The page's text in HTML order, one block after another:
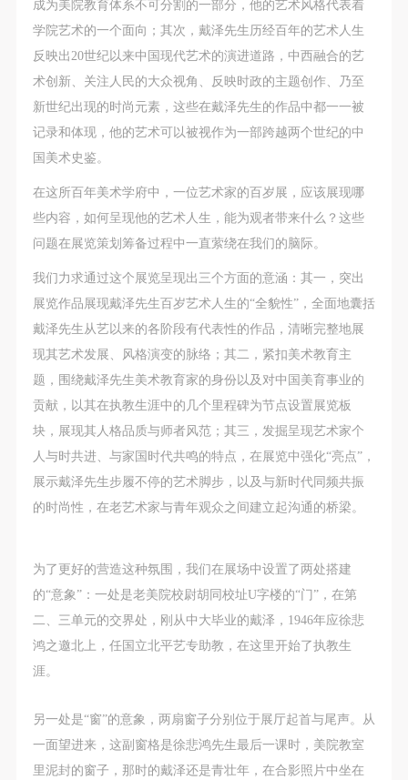
成为美院教育体系不可分割的一部分，他的艺术风格代表着
学院艺术的一个面向；其次，戴泽先生历经百年的艺术人生
反映出20世纪以来中国现代艺术的演进道路，中西融合的艺
术创新、关注人民的大众视角、反映时政的主题创作、乃至
新世纪出现的时尚元素，这些在戴泽先生的作品中都一一被
记录和体现，他的艺术可以被视作为一部跨越两个世纪的中
国美术史鉴。
在这所百年美术学府中，一位艺术家的百岁展，应该展现哪
些内容，如何呈现他的艺术人生，能为观者带来什么？这些
问题在展览策划筹备过程中一直萦绕在我们的脑际。
我们力求通过这个展览呈现出三个方面的意涵：其一，突出
展览作品展现戴泽先生百岁艺术人生的“全貌性”，全面地囊括
戴泽先生从艺以来的各阶段有代表性的作品，清晰完整地展
现其艺术发展、风格演变的脉络；其二，紧扣美术教育主
题，围绕戴泽先生美术教育家的身份以及对中国美育事业的
贡献，以其在执教生涯中的几个里程碑为节点设置展览板
块，展现其人格品质与师者风范；其三，发掘呈现艺术家个
人与时共进、与家国时代共鸣的特点，在展览中强化“亮点”，
展示戴泽先生步履不停的艺术脚步，以及与新时代同频共振
的时尚性，在老艺术家与青年观众之间建立起沟通的桥梁。
为了更好的营造这种氛围，我们在展场中设置了两处搭建
的“意象”：一处是老美院校尉胡同校址U字楼的“门”，在第
二、三单元的交界处，刚从中大毕业的戴泽，1946年应徐悲
鸿之邀北上，任国立北平艺专助教，在这里开始了执教生
涯。
另一处是“窗”的意象，两扇窗子分别位于展厅起首与尾声。从
一面望进来，这副窗格是徐悲鸿先生最后一课时，美院教室
里泥封的窗子，那时的戴泽还是青壮年，在合影照片中坐在
序、维护美术馆场地及展示、展览、馆藏艺术作品及
衍生品的安全。活动中一旦因个人原因造成美术馆场
地、空间、艺术品、衍生品等受到不同程度的损失、
破坏。活动中任何非事故当事人及美术馆将不承担相
应的责任与损失，应由参与活动者根据相应的法律条
文、组织规定进行协商和赔偿。并追究相应的法律责
任和经济责任。
第六条
参与活动者在参与活动时应当在美术馆工作人员及活
动导师、教师指导下进行，并正确的使用活动中所涉
与者因个人原因在使用相应绘画工具、创作材料及配
套设备、设施造成个人受伤、伤害他人及造成相应工
具、材料、设备或设施的故障或损坏。参与活动者应
当承当相应的全部责任，并主动赔偿相应的经济损
失。活动中任何非事故当事人及美术馆将不承担人身
事故的任何责任。
中央美术学院美术馆肖像权许可使用协议
根据《中华人民共和国广告法》、《中华人民共和国
民法通则》以及 最高人民法院关于贯彻执行 《中华
人民共和国民法通则》若干问题的意见（试行）>的
方）的权利义务关系，经双方友好协商，甲乙双方就
带有甲方肖像的作品的使用达成如下一致协议：
一、 一般约定
（1）、甲方为本协议中的肖像权人，自愿将自己的
肖像权许可乙方作符合本协议约定和法律规定的用
（2）、乙方中央美术学院美术馆是一所具有标志
性、专业性、国际化的现代公共美术馆。中央美术学
院美术馆与时代同行，努力塑造一个开放、自由、学
序、维护美术馆场地及展示、展览、馆藏艺术作品及
衍生品的安全。活动中一旦因个人原因造成美术馆场
地、空间、艺术品、衍生品等受到不同程度的损失、
破坏。活动中任何非事故当事人及美术馆将不承担相
应的责任与损失，应由参与活动者根据相应的法律条
文、组织规定进行协商和赔偿。并追究相应的法律责
任和经济责任。
第六条
参与活动者在参与活动时应当在美术馆工作人员及活
动导师、教师指导下进行，并正确的使用活动中所涉
与者因个人原因在使用相应绘画工具、创作材料及配
套设备、设施造成个人受伤、伤害他人及造成相应工
具、材料、设备或设施的故障或损坏。参与活动者应
当承当相应的全部责任，并主动赔偿相应的经济损
失。活动中任何非事故当事人及美术馆将不承担人身
事故的任何责任。
中央美术学院美术馆肖像权许可使用协议
根据《中华人民共和国广告法》、《中华人民共和国
民法通则》以及 最高人民法院关于贯彻执行 《中华
人民共和国民法通则》若干问题的意见（试行）>的
方）的权利义务关系，经双方友好协商，甲乙双方就
带有甲方肖像的作品的使用达成如下一致协议：
一、 一般约定
（1）、甲方为本协议中的肖像权人，自愿将自己的
肖像权许可乙方作符合本协议约定和法律规定的用
（2）、乙方中央美术学院美术馆是一所具有标志
性、专业性、国际化的现代公共美术馆。中央美术学
院美术馆与时代同行，努力塑造一个开放、自由、学
序、维护美术馆场地及展示、展览、馆藏艺术作品及
衍生品的安全。活动中一旦因个人原因造成美术馆场
地、空间、艺术品、衍生品等受到不同程度的损失、
破坏。活动中任何非事故当事人及美术馆将不承担相
应的责任与损失，应由参与活动者根据相应的法律条
文、组织规定进行协商和赔偿。并追究相应的法律责
任和经济责任。
第六条
参与活动者在参与活动时应当在美术馆工作人员及活
动导师、教师指导下进行，并正确的使用活动中所涉
与者因个人原因在使用相应绘画工具、创作材料及配
套设备、设施造成个人受伤、伤害他人及造成相应工
具、材料、设备或设施的故障或损坏。参与活动者应
当承当相应的全部责任，并主动赔偿相应的经济损
失。活动中任何非事故当事人及美术馆将不承担人身
事故的任何责任。
中央美术学院美术馆肖像权许可使用协议
根据《中华人民共和国广告法》、《中华人民共和国
民法通则》以及 最高人民法院关于贯彻执行 《中华
人民共和国民法通则》若干问题的意见（试行）>的
方）的权利义务关系，经双方友好协商，甲乙双方就
带有甲方肖像的作品的使用达成如下一致协议：
一、 一般约定
（1）、甲方为本协议中的肖像权人，自愿将自己的
肖像权许可乙方作符合本协议约定和法律规定的用
（2）、乙方中央美术学院美术馆是一所具有标志
性、专业性、国际化的现代公共美术馆。中央美术学
院美术馆与时代同行，努力塑造一个开放、自由、学